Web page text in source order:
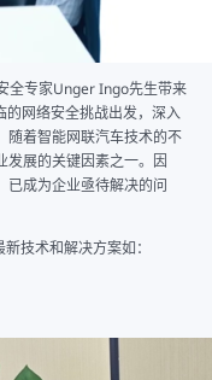
专家Unger Ingo先生带来
网络安全挑战出发，深入
随着智能网联汽车技术的不
发展的关键因素之一。因
已成为企业亟待解决的问
技术和解决方案如：